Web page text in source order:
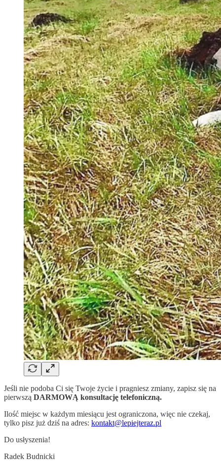
Jeśli nie podoba Ci się Twoje życie i pragniesz zmiany, zapisz się na
pierwszą DARMOWĄ konsultację telefoniczną.
Ilość miejsc w każdym miesiącu jest ograniczona, więc nie czekaj,
tylko pisz już dziś na adres: kontakt@lepiejteraz.pl
Do usłyszenia!
Radek Budnicki